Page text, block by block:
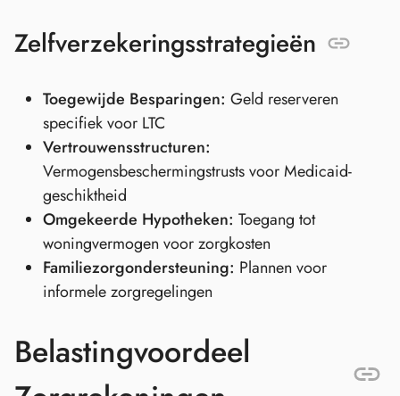
Zelfverzekeringsstrategieën
Toegewijde Besparingen: Geld reserveren
specifiek voor LTC
Vertrouwensstructuren:
Vermogensbeschermingstrusts voor Medicaid-
geschiktheid
Omgekeerde Hypotheken: Toegang tot
woningvermogen voor zorgkosten
Familiezorgondersteuning: Plannen voor
informele zorgregelingen
Belastingvoordeel